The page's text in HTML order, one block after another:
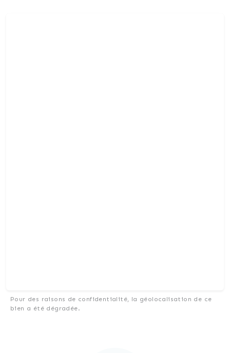
Pour des raisons de confidentialité, la géolocalisation de ce
bien a été dégradée.